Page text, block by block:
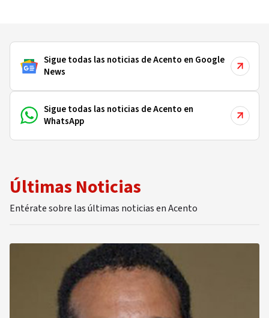
Sigue todas las noticias de Acento en Google
News
Sigue todas las noticias de Acento en
WhatsApp